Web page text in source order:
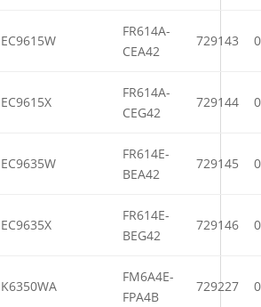
EC9615W
FR614A-
CEA42
729143
EC9615X
FR614A-
CEG42
729144
EC9635W
FR614E-
BEA42
729145
EC9635X
FR614E-
BEG42
729146
K6350WA
FM6A4E-
FPA4B
729227